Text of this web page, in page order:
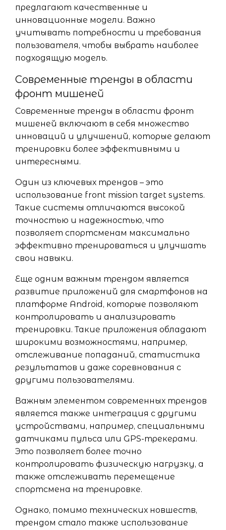
предлагают качественные и
инновационные модели. Важно
учитывать потребности и требования
пользователя, чтобы выбрать наиболее
подходящую модель.
Современные тренды в области
фронт мишеней
Современные тренды в области фронт
мишеней включают в себя множество
инноваций и улучшений, которые делают
тренировки более эффективными и
интересными.
Один из ключевых трендов – это
использование front mission target systems.
Такие системы отличаются высокой
точностью и надежностью, что
позволяет спортсменам максимально
эффективно тренироваться и улучшать
свои навыки.
Еще одним важным трендом является
развитие приложений для смартфонов на
платформе Android, которые позволяют
контролировать и анализировать
тренировки. Такие приложения обладают
широкими возможностями, например,
отслеживание попаданий, статистика
результатов и даже соревнования с
другими пользователями.
Важным элементом современных трендов
является также интеграция с другими
устройствами, например, специальными
датчиками пульса или GPS-трекерами.
Это позволяет более точно
контролировать физическую нагрузку, а
также отслеживать перемещение
спортсмена на тренировке.
Однако, помимо технических новшеств,
трендом стало также использование